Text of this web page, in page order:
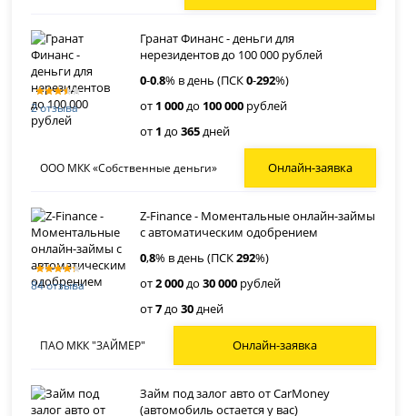
2 отзыва
Гранат Финанс - деньги для
нерезидентов до 100 000 рублей
0-0.8% в день (ПСК0-292%)
от 1 000до 100 000 рублей
от 1 до365дней
ООО МКК «Собственные деньги» Онлайн-заявка
84 отзыва
Z-Finance - Моментальные онлайн-займы
с автоматическим одобрением
0,8% в день (ПСК292%)
от2 000до30 000 рублей
от7до30дней
ПАО МКК "ЗАЙМЕР" Онлайн-заявка
Займ под залог авто от CarMoney
(автомобиль остается у вас)